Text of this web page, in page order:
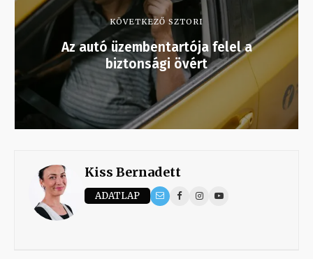
KÖVETKEZŐ SZTORI
Az autó üzembentartója felel a
biztonsági övért
Kiss Bernadett
ADATLAP